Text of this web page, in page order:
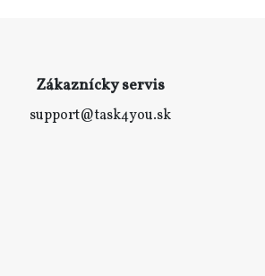
Zákaznícky servis
support@task4you.sk